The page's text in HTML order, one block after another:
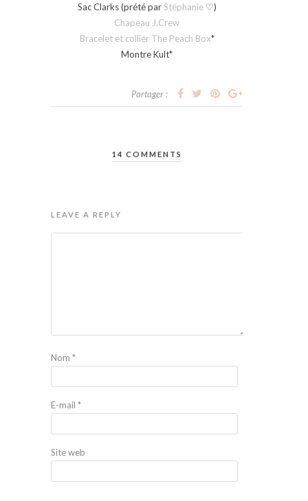
Sac Clarks (prété parStéphanie♡)
Chapeau J.Crew
Bracelet et collier The Peach Box*
Montre Kult*
Partager :
14 COMMENTS
LEAVE A REPLY
Nom *
E-mail *
Site web